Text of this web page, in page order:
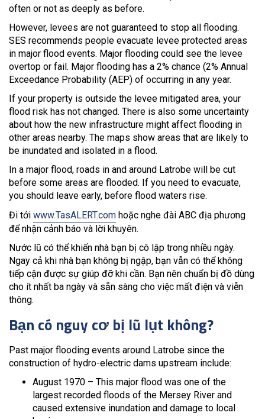
often or not as deeply as before.
However, levees are not guaranteed to stop all flooding.
SES recommends people evacuate levee protected areas
in major flood events. Major flooding could see the levee
overtop or fail. Major flooding has a 2% chance (2% Annual
Exceedance Probability (AEP) of occurring in any year.
If your property is outside the levee mitigated area, your
flood risk has not changed. There is also some uncertainty
about how the new infrastructure might affect flooding in
other areas nearby. The maps show areas that are likely to
be inundated and isolated in a flood.
In a major flood, roads in and around Latrobe will be cut
before some areas are flooded. If you need to evacuate,
you should leave early, before flood waters rise.
Đi tới www.TasALERT.com hoặc nghe đài ABC địa phương
để nhận cảnh báo và lời khuyên.
Nước lũ có thể khiến nhà bạn bị cô lập trong nhiều ngày.
Ngay cả khi nhà bạn không bị ngập, bạn vẫn có thể không
tiếp cận được sự giúp đỡ khi cần. Bạn nên chuẩn bị đồ dùng
cho ít nhất ba ngày và sẵn sàng cho việc mất điện và viễn
thông.
Bạn có nguy cơ bị lũ lụt không?
Past major flooding events around Latrobe since the
construction of hydro-electric dams upstream include:
August 1970 – This major flood was one of the
largest recorded floods of the Mersey River and
caused extensive inundation and damage to local